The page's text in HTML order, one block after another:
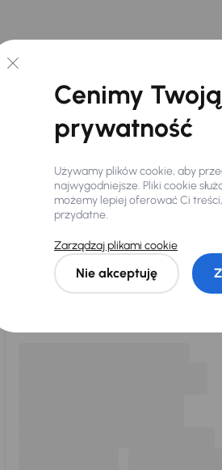
Ciebie
oferty. Kupimy dla Ciebie
Cenimy Twoją
prywatność
Używamy plików cookie, aby
najwygodniejsze. Pliki cookie
możemy lepiej oferować Ci
przydatne.
Zarządzaj plikami cookie
Nie akceptuję